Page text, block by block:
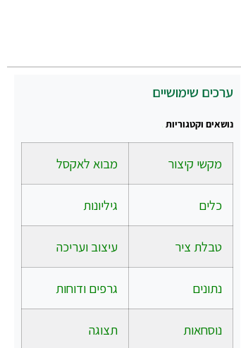
ערכים שימושיים
נושאים וקטגוריות .
מקשי קיצור מבוא לאקסל
כלים גיליונות
טבלת ציר עיצוב ועריכה
נתונים גרפים ודוחות
נוסחאות תצוגה